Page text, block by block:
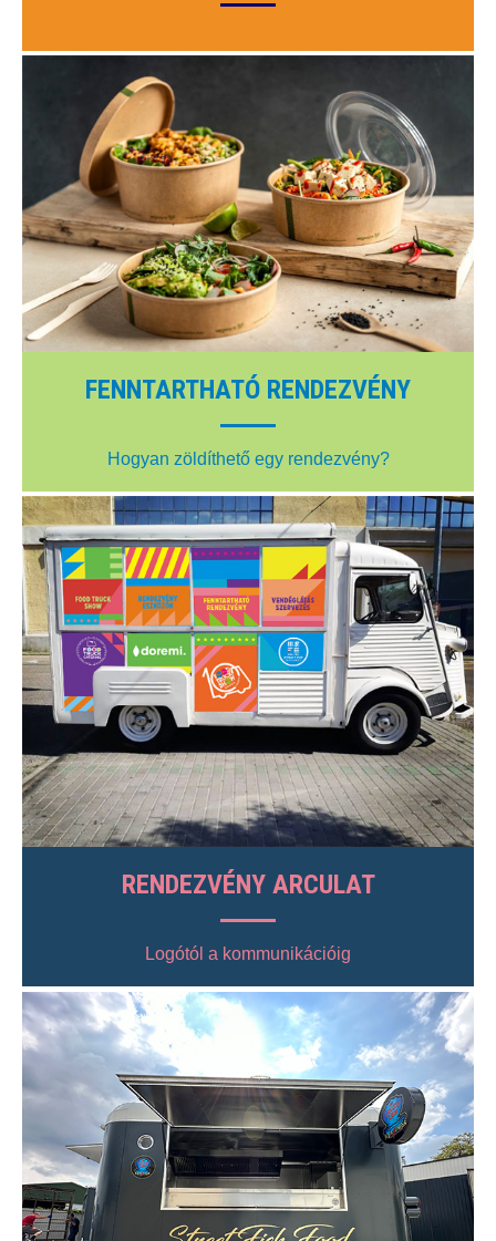
FENNTARTHATÓ RENDEZVÉNY
Hogyan zöldíthető egy rendezvény?
RENDEZVÉNY ARCULAT
Logótól a kommunikációig